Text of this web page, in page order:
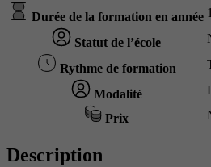
Durée de la formation en année
Statut de l’école
Rythme de formation
Modalité
Prix
Description